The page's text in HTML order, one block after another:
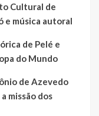
Cultural de
e música autoral
de Pelé e
do Mundo
de Azevedo
missão dos